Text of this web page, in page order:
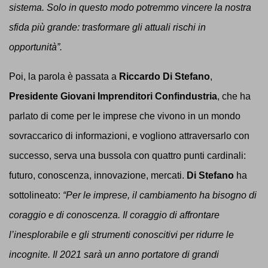
sistema. Solo in questo modo potremmo vincere la nostra
sfida più grande: trasformare gli attuali rischi in
opportunità”.
Poi, la parola è passata a Riccardo Di Stefano,
Presidente Giovani Imprenditori Confindustria, che ha
parlato di come per le imprese che vivono in un mondo
sovraccarico di informazioni, e vogliono attraversarlo con
successo, serva una bussola con quattro punti cardinali:
futuro, conoscenza, innovazione, mercati. Di Stefano ha
sottolineato: “Per le imprese, il cambiamento ha bisogno di
coraggio e di conoscenza. Il coraggio di affrontare
l’inesplorabile e gli strumenti conoscitivi per ridurre le
incognite. Il 2021 sarà un anno portatore di grandi